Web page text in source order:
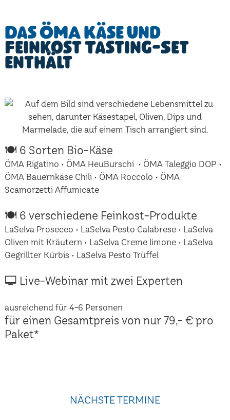
Das ÖMA Käse und
Feinkost Tasting-Set
enthält
🍽 6 Sorten Bio-Käse
ÖMA Rigatino • ÖMA HeuBurschi • ÖMA Taleggio DOP •
ÖMA Bauernkäse Chili • ÖMA Roccolo • ÖMA
Scamorzetti Affumicate
🍽 6 verschiedene Feinkost-Produkte
LaSelva Prosecco • LaSelva Pesto Calabrese • LaSelva
Oliven mit Kräutern • LaSelva Creme limone • LaSelva
Gegrillter Kürbis • LaSelva Pesto Trüffel
🖵 Live-Webinar mit zwei Experten
ausreichend für 4-6 Personen
für einen Gesamtpreis von nur 79,- € pro
Paket*
NÄCHSTE TERMINE